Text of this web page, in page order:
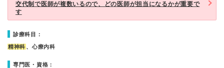
交代制で医師が複数いるので、どの医師が担当になるかが重要で
す
診療科目：
精神科 、心療内科
専門医・資格：